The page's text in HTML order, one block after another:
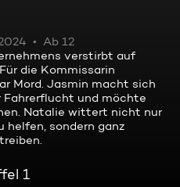
Ab 12
verstirbt auf
die Kommissarin
Mord. Jasmin macht sich
Fahrerflucht und möchte
Natalie wittert nicht nur
helfen, sondern ganz
1